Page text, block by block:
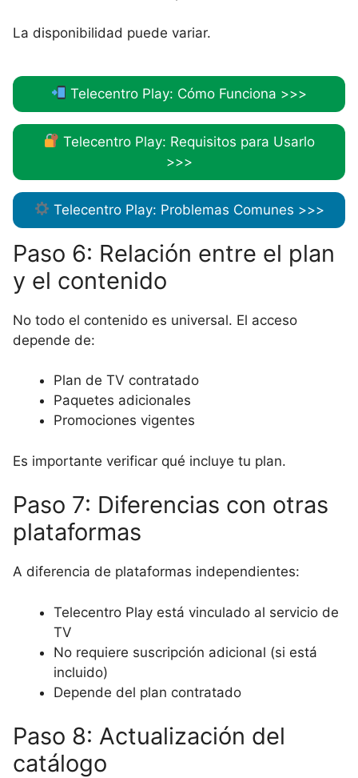
La disponibilidad puede variar.
Telecentro Play: Cómo Funciona >>>
Telecentro Play: Requisitos para Usarlo
>>>
Telecentro Play: Problemas Comunes >>>
Paso 6: Relación entre el plan
y el contenido
No todo el contenido es universal. El acceso
depende de:
Plan de TV contratado
Paquetes adicionales
Promociones vigentes
Es importante verificar qué incluye tu plan.
Paso 7: Diferencias con otras
plataformas
A diferencia de plataformas independientes:
Telecentro Play está vinculado al servicio de
TV
No requiere suscripción adicional (si está
incluido)
Depende del plan contratado
Paso 8: Actualización del
catálogo